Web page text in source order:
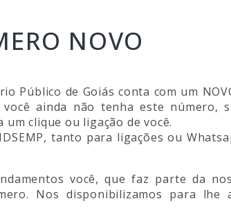
NOVO
Público de Goiás conta com um
ainda não tenha este número,
um clique ou ligação de você.
tanto para ligações ou
você, que faz parte da
Nos disponibilizamos para lhe